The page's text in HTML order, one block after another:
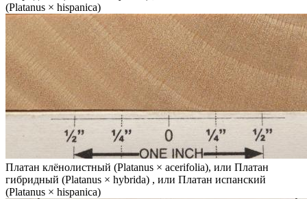
(Platanus × hispanica)
Платан клёнолистный (Platanus × acerifolia), или Платан
гибридный (Platanus × hybrida) , или Платан испанский
(Platanus × hispanica)